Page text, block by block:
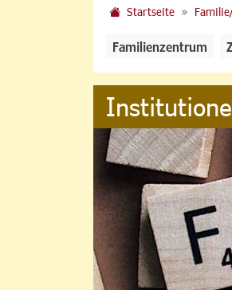
Startseite
Familienzentrum